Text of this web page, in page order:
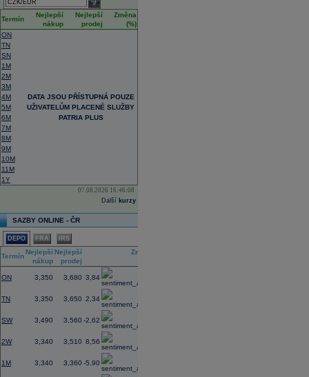
select
Termín
Nejlepší
nákup
Nejlepší
prodej
Změna
(%)
ON
DATA JSOU PŘÍSTUPNÁ POUZE
UŽIVATELŮM PLACENÉ SLUŽBY
PATRIA PLUS
TN
SN
1M
2M
3M
4M
5M
6M
7M
8M
9M
10M
11M
1Y
07.08.2026 16:46:08
Další kurzy
SAZBY ONLINE - ČR
DEPO FRA IRS
Termín
Nejlepší
nákup
Nejlepší
prodej
Změna
ON 3,350 3,680 3,84
TN 3,350 3,650 2,34
SW 3,490 3,560 -2,62
2W 3,340 3,510 8,56
1M 3,340 3,360 -5,90